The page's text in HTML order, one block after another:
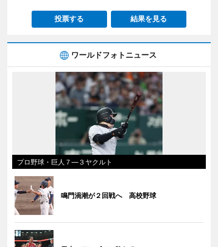
投票する 結果を見る
ワールドフォトニュース
プロ野球・巨人７―３ヤクルト
鳴門渦潮が２回戦へ 高校野球